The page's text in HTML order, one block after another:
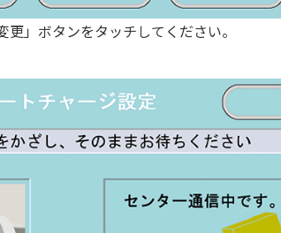
更」ボタンをタッチしてください。